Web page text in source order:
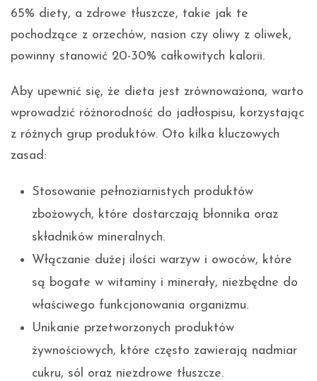
65% diety, a zdrowe tłuszcze, takie jak te
pochodzące z orzechów, nasion czy oliwy z oliwek,
powinny stanowić 20-30% całkowitych kalorii.
Aby upewnić się, że dieta jest zrównoważona, warto
wprowadzić różnorodność do jadłospisu, korzystając
z różnych grup produktów. Oto kilka kluczowych
zasad:
Stosowanie pełnoziarnistych produktów
zbożowych, które dostarczają błonnika oraz
składników mineralnych.
Włączanie dużej ilości warzyw i owoców, które
są bogate w witaminy i minerały, niezbędne do
właściwego funkcjonowania organizmu.
Unikanie przetworzonych produktów
żywnościowych, które często zawierają nadmiar
cukru, sól oraz niezdrowe tłuszcze.